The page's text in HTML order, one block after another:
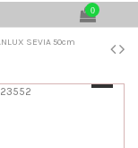
0
SEVIA 50cm